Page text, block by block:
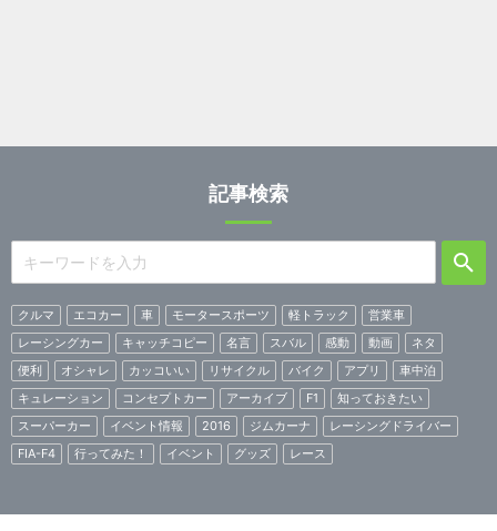
記事検索
クルマ エコカー 車 モータースポーツ 軽トラック
営業車
レーシングカー
キャッチコピー 名言 スバル 感動 動画
ネタ
便利
オシャレ カッコいい リサイクル バイク アプリ
車中泊
キュレーション
コンセプトカー アーカイブ F1
知っておきたい
スーパーカー
イベント情報 2016 ジムカーナ
レーシングドライバー
FIA-F4
行ってみた！ イベント グッズ レース